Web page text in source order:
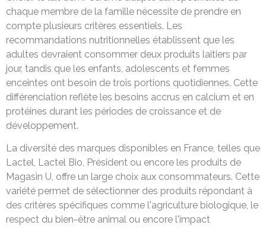
chaque membre de la famille nécessite de prendre en
compte plusieurs critères essentiels. Les
recommandations nutritionnelles établissent que les
adultes devraient consommer deux produits laitiers par
jour, tandis que les enfants, adolescents et femmes
enceintes ont besoin de trois portions quotidiennes. Cette
différenciation reflète les besoins accrus en calcium et en
protéines durant les périodes de croissance et de
développement.
La diversité des marques disponibles en France, telles que
Lactel, Lactel Bio, Président ou encore les produits de
Magasin U, offre un large choix aux consommateurs. Cette
variété permet de sélectionner des produits répondant à
des critères spécifiques comme l'agriculture biologique, le
respect du bien-être animal ou encore l'impact